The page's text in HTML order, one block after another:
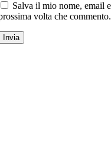
Salva il mio nome, email
volta che commento.